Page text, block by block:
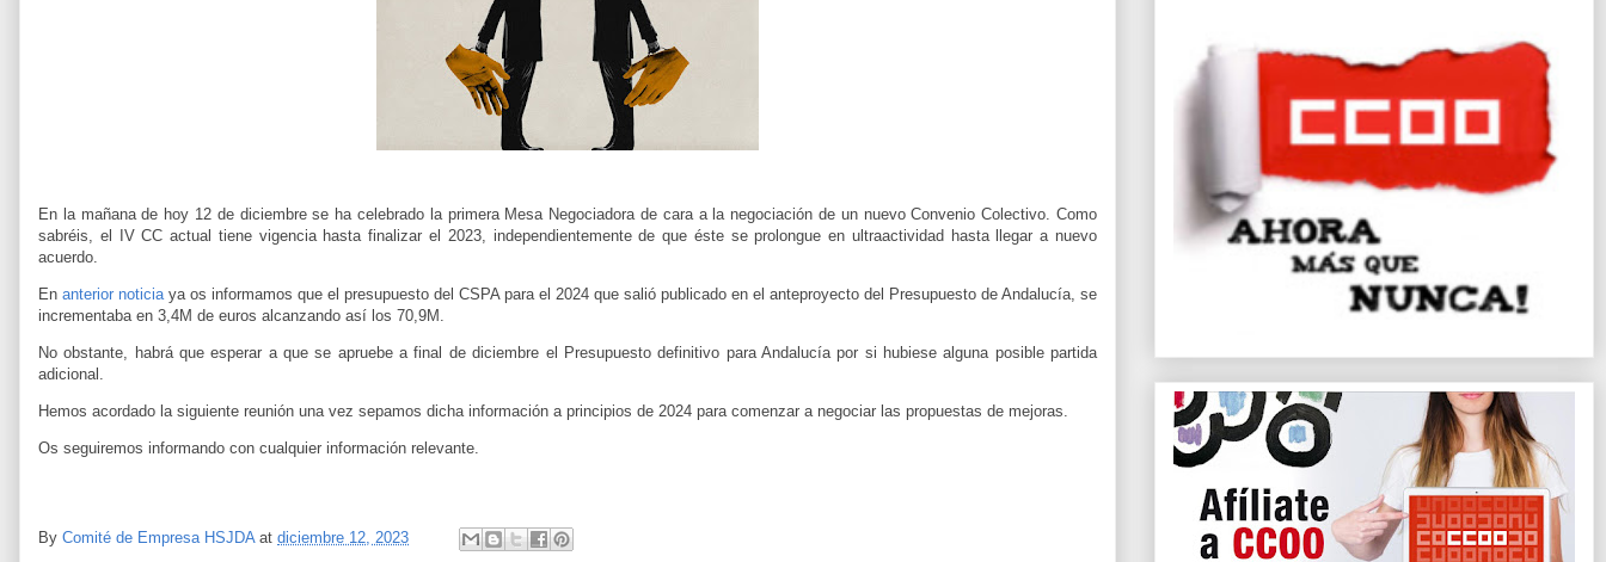
En la mañana de hoy 12 de diciembre se ha celebrado la primera Mesa Negociadora de cara a la negociación de un nuevo Convenio Colectivo. Como
sabréis, el IV CC actual tiene vigencia hasta finalizar el 2023, independientemente de que éste se prolongue en ultraactividad hasta llegar a nuevo
acuerdo.
En anterior noticiaya os informamos que el presupuesto del CSPA para el 2024 que salió publicado en el anteproyecto del Presupuesto de Andalucía, se
incrementaba en 3,4M de euros alcanzando así los 70,9M.
No obstante, habrá que esperar a que se apruebe a final de diciembre el Presupuesto definitivo para Andalucía por si hubiese alguna posible partida
adicional.
Hemos acordado la siguiente reunión una vez sepamos dicha información a principios de 2024 para comenzar a negociar las propuestas de mejoras.
Os seguiremos informando con cualquier información relevante.
By Comité de Empresa HSJDA at diciembre 12, 2023